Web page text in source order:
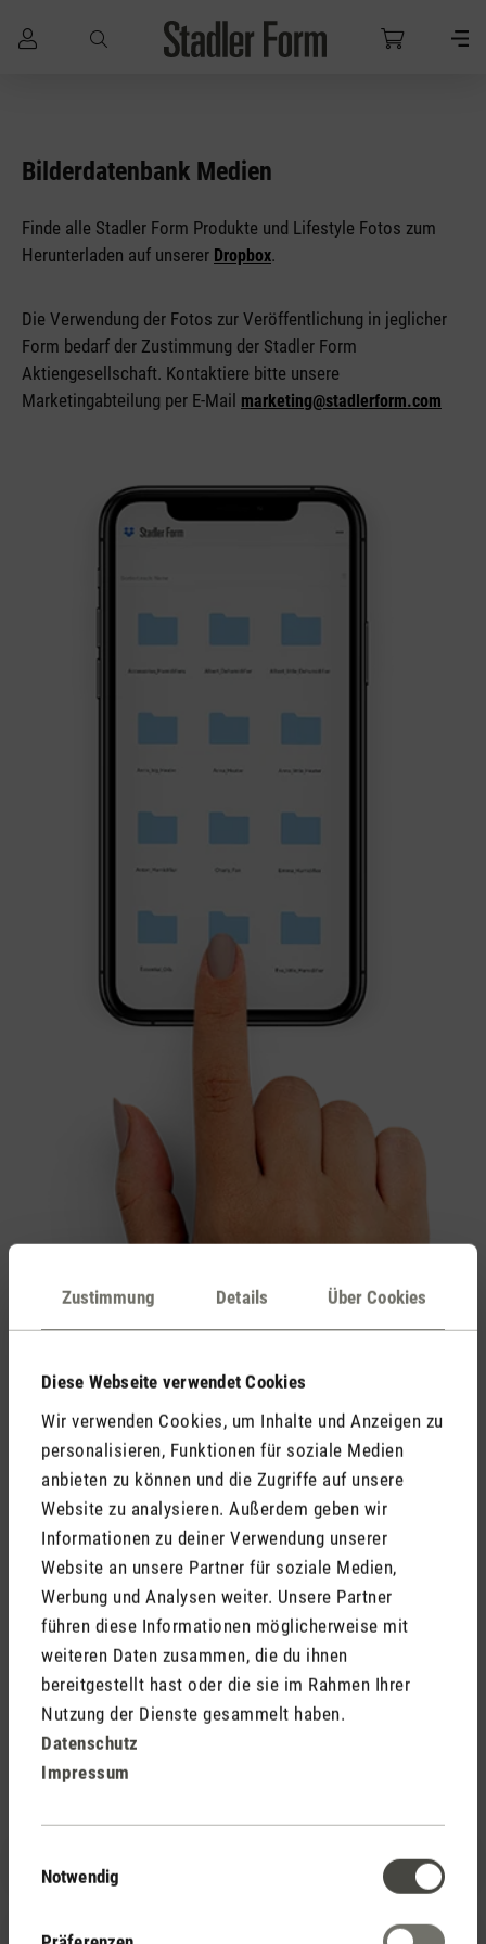
Zustimmung Details Über Cookies
Diese Webseite verwendet Cookies
Wir verwenden Cookies, um Inhalte und Anzeigen zu
personalisieren, Funktionen für soziale Medien
anbieten zu können und die Zugriffe auf unsere
Website zu analysieren. Außerdem geben wir
Informationen zu deiner Verwendung unserer
Website an unsere Partner für soziale Medien,
Werbung und Analysen weiter. Unsere Partner
führen diese Informationen möglicherweise mit
weiteren Daten zusammen, die du ihnen
bereitgestellt hast oder die sie im Rahmen Ihrer
Nutzung der Dienste gesammelt haben.
Datenschutz
Impressum
Notwendig
Bilderdatenbank Medien
Finde alle Stadler Form Produkte und Lifestyle Fotos zum
Herunterladen auf unserer Dropbox.
Die Verwendung der Fotos zur Veröffentlichung in jeglicher
Form bedarf der Zustimmung der Stadler Form
Aktiengesellschaft. Kontaktiere bitte unsere
Marketingabteilung per E-Mail marketing@stadlerform.com
Zur Bilddatenbank
Support
Wie können wir dir behilflich
service@stadlerform.com